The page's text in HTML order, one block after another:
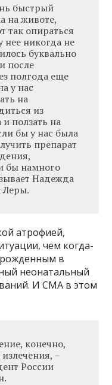
быстрый
на животе,
так опираться
нее никогда не
буквально
после
полгода еще
у нас
на
из
ползать на
бы у нас была
препарат
бы намного
Надежда
Леры.
атрофией,
чем когда-
в
неонатальный
И СМА в этом
конечно,
–
России